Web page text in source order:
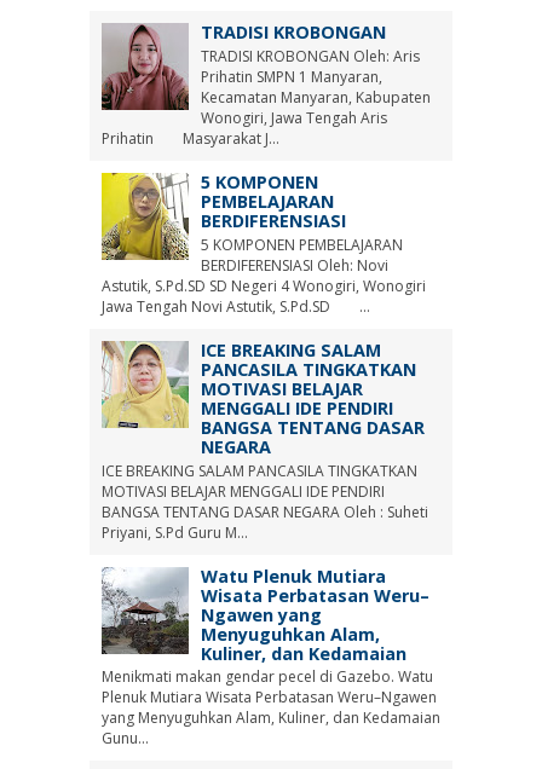
TRADISI KROBONGAN
TRADISI KROBONGAN Oleh: Aris
Prihatin SMPN 1 Manyaran,
Kecamatan Manyaran, Kabupaten
Wonogiri, Jawa Tengah Aris
Prihatin Masyarakat J...
5 KOMPONEN
PEMBELAJARAN
BERDIFERENSIASI
5 KOMPONEN PEMBELAJARAN
BERDIFERENSIASI Oleh: Novi
Astutik, S.Pd.SD SD Negeri 4 Wonogiri, Wonogiri
Jawa Tengah Novi Astutik, S.Pd.SD ...
ICE BREAKING SALAM
PANCASILA TINGKATKAN
MOTIVASI BELAJAR
MENGGALI IDE PENDIRI
BANGSA TENTANG DASAR
NEGARA
ICE BREAKING SALAM PANCASILA TINGKATKAN
MOTIVASI BELAJAR MENGGALI IDE PENDIRI
BANGSA TENTANG DASAR NEGARA Oleh : Suheti
Priyani, S.Pd Guru M...
Watu Plenuk Mutiara
Wisata Perbatasan Weru–
Ngawen yang
Menyuguhkan Alam,
Kuliner, dan Kedamaian
Menikmati makan gendar pecel di Gazebo. Watu
Plenuk Mutiara Wisata Perbatasan Weru–Ngawen
yang Menyuguhkan Alam, Kuliner, dan Kedamaian
Gunu...